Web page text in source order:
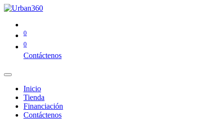
0
0
Contáctenos
Inicio
Tienda
Financiación
Contáctenos